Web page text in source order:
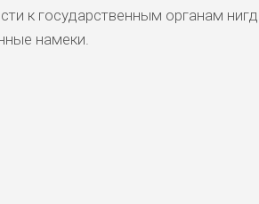
к государственным органам
намеки.